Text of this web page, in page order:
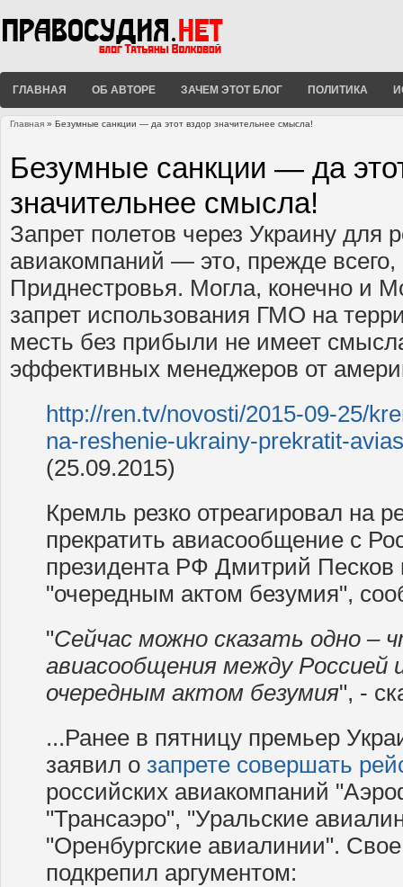
ГЛАВНАЯ ОБ АВТОРЕ ЗАЧЕМ ЭТОТ БЛОГ ПОЛИТИКА
Главная » Безумные санкции — да этот вздор значительнее смысла!
Безумные санкции — да
значительнее смысла!
Запрет полетов через Украину для
авиакомпаний — это, прежде всего,
Приднестровья. Могла, конечно и
запрет использования ГМО на
месть без прибыли не имеет
эффективных менеджеров от
http://ren.tv/novosti/2015-09-25/
na-reshenie-ukrainy-prekratit-
(25.09.2015)
Кремль резко отреагировал на
прекратить авиасообщение с
президента РФ Дмитрий Песков
"очередным актом безумия",
"Сейчас можно сказать одно –
авиасообщения между Россией
очередным актом безумия", -
...Ранее в пятницу премьер
заявил о запрете совершать
российских авиакомпаний
"Трансаэро", "Уральские
"Оренбургские авиалинии".
подкрепил аргументом: